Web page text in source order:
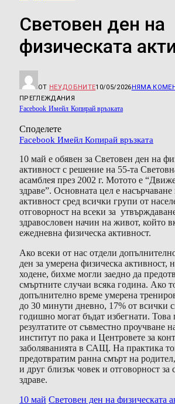
Световен ден на
физическата
ОТ НЕУДОБНИТЕ10/05/2026НЯМА
ПРЕГЛЕЖДАНИЯ
Facebook Имейл Копирай връзката
Споделете
Facebook Имейл Копирай връзката
10 май е обявен за Световен ден на
активност с решение на 55-та
асамблея през 2002 г. Мотото е
здраве”. Основната цел е насърчаване
активност сред всички групи от
отговорност на всеки за
здравословен начин на живот, който
ежедневна физическа активност.
Ако всеки от нас отдели
ден за умерена физическа активност,
ходене, бихме могли заедно да
смъртните случаи всяка година. Ако
допълнително време умерена
до 30 минути дневно, 17% от всички
годишно могат бъдат избегнати. Това
резултатите от съвместно проучване
институт по рака и Центровете за
заболяванията в САЩ. На практика
предотвратим ранна смърт на
и друг близък човек и отговорност за
здраве.
10 май Световен ден на физическата